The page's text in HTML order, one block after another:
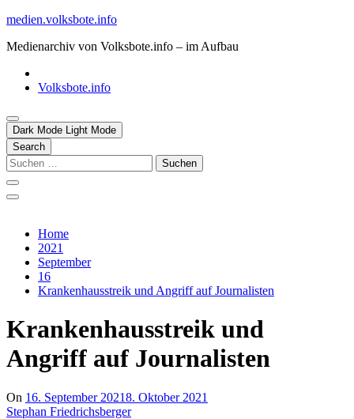
Skip
content
medien.volksbote.info
Medienarchiv von Volksbote.info – im Aufbau
Volksbote.info
Dark Mode Light Mode
Search
Suchen
nach:
Home
2021
September
16
Krankenhausstreik und Angriff auf Journalisten
Krankenhausstreik und
Angriff auf Journalisten
On 16. September 20218. Oktober 2021
Stephan Friedrichsberger